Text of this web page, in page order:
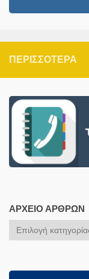
ΠΕΡΙΣΣΌΤΕΡΑ
ΑΡΧΕΊΟ ΆΡΘΡΩΝ
Αρχείο
Άρθρων